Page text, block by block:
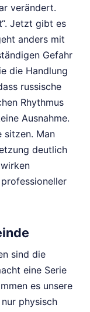
verändert.
Jetzt gibt es
anders mit
Gefahr
die Handlung
russische
Rhythmus
Ausnahme.
sitzen. Man
deutlich
sind die
eine Serie
es unsere
physisch